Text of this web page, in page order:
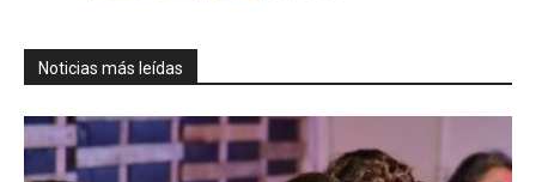
Noticias más leídas